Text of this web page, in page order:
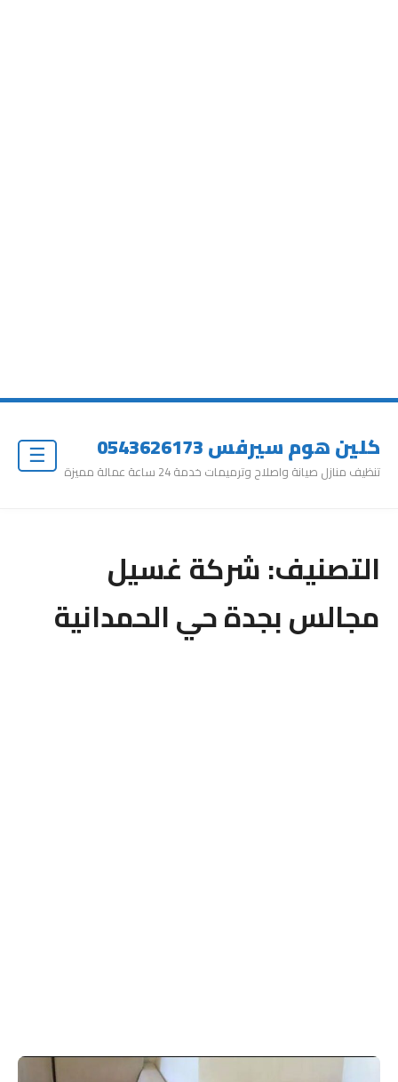
كلين هوم سيرفس 0543626173
تنظيف منازل صيانة واصلاح وترميمات خدمة 24 ساعة عمالة مميزة
التصنيف:شركة غسيل
مجالس بجدة حي الحمدانية